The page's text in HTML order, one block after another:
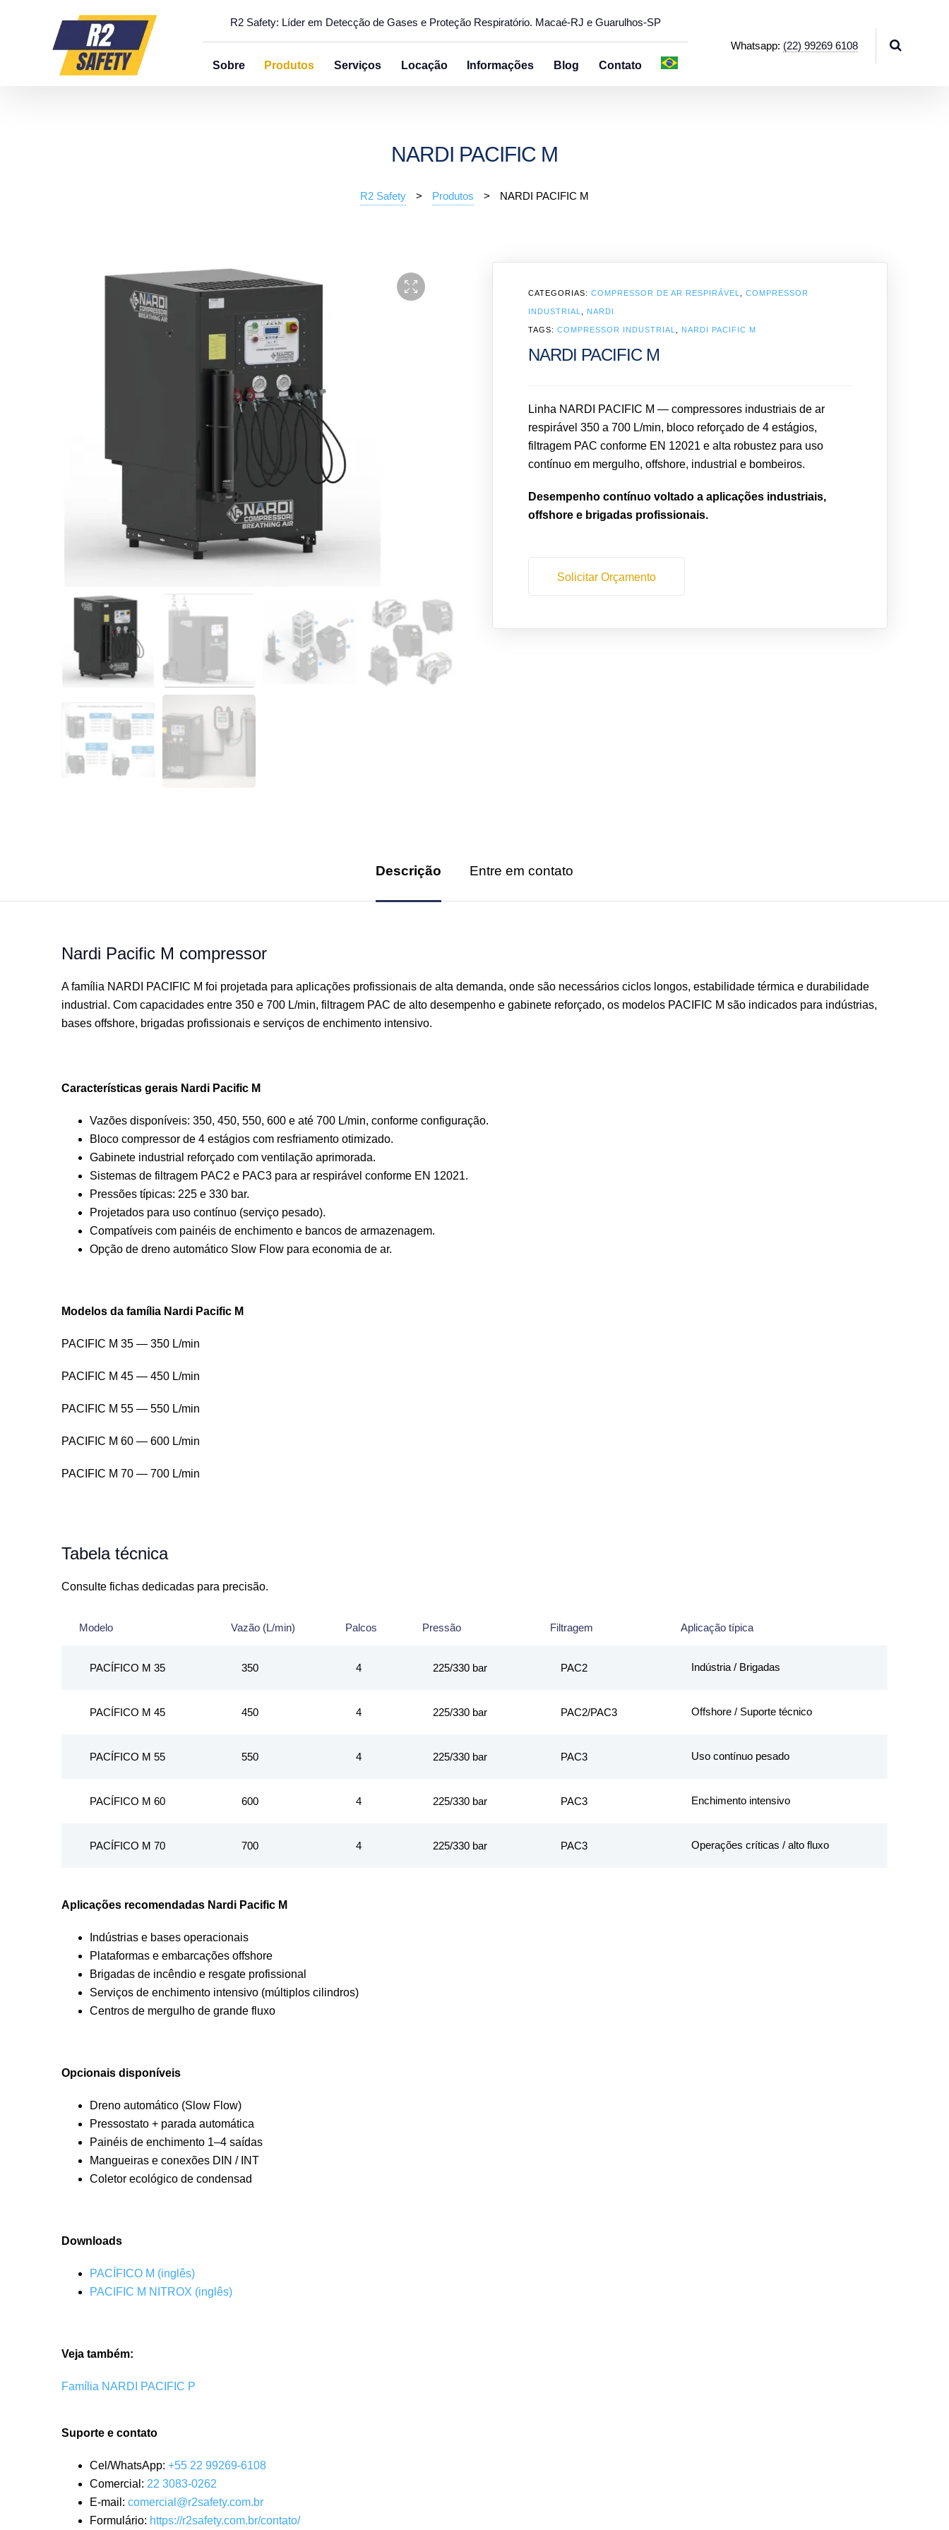
R2 Safety: Líder em Detecção de Gases e Proteção Respiratório. Macaé-RJ e Guarulhos-SP
Sobre Produtos Serviços Locação Informações Blog Contato
Whatsapp: (22) 99269 6108
NARDI PACIFIC M
R2 Safety > Produtos > NARDI PACIFIC M
NARDI PACIFIC M
Linha NARDI PACIFIC M — compressores industriais de ar
respirável 350 a 700 L/min, bloco reforçado de 4 estágios,
filtragem PAC conforme EN 12021 e alta robustez para uso
contínuo em mergulho, offshore, industrial e bombeiros.
Desempenho contínuo voltado a aplicações industriais,
offshore e brigadas profissionais.
Solicitar Orçamento
CATEGORIAS: COMPRESSOR DE AR RESPIRÁVEL COMPRESSOR
INDUSTRIAL NARDI
TAGS: COMPRESSOR INDUSTRIAL NARDI PACIFIC M
Descrição Entre em contato
Nardi Pacific M compressor
A família NARDI PACIFIC M foi projetada para aplicações profissionais de alta demanda, onde são necessários ciclos longos, estabilidade térmica e durabilidade
industrial. Com capacidades entre 350 e 700 L/min, filtragem PAC de alto desempenho e gabinete reforçado, os modelos PACIFIC M são indicados para indústrias,
bases offshore, brigadas profissionais e serviços de enchimento intensivo.
Características gerais Nardi Pacific M
Vazões disponíveis: 350, 450, 550, 600 e até 700 L/min, conforme configuração.
Bloco compressor de 4 estágios com resfriamento otimizado.
Gabinete industrial reforçado com ventilação aprimorada.
Sistemas de filtragem PAC2 e PAC3 para ar respirável conforme EN 12021.
Pressões típicas: 225 e 330 bar.
Projetados para uso contínuo (serviço pesado).
Compatíveis com painéis de enchimento e bancos de armazenagem.
Opção de dreno automático Slow Flow para economia de ar.
Modelos da família Nardi Pacific M
PACIFIC M 35 — 350 L/min
PACIFIC M 45 — 450 L/min
PACIFIC M 55 — 550 L/min
PACIFIC M 60 — 600 L/min
PACIFIC M 70 — 700 L/min
Tabela técnica
Consulte fichas dedicadas para precisão.
Modelo Vazão (L/min) Palcos Pressão Filtragem Aplicação típica
PACÍFICO M 35 350 4 225/330 bar PAC2 Indústria / Brigadas
PACÍFICO M 45 450 4 225/330 bar PAC2/PAC3 Offshore / Suporte técnico
PACÍFICO M 55 550 4 225/330 bar PAC3 Uso contínuo pesado
PACÍFICO M 60 600 4 225/330 bar PAC3 Enchimento intensivo
PACÍFICO M 70 700 4 225/330 bar PAC3 Operações críticas / alto fluxo
Aplicações recomendadas Nardi Pacific M
Indústrias e bases operacionais
Plataformas e embarcações offshore
Brigadas de incêndio e resgate profissional
Serviços de enchimento intensivo (múltiplos cilindros)
Centros de mergulho de grande fluxo
Opcionais disponíveis
Dreno automático (Slow Flow)
Pressostato + parada automática
Painéis de enchimento 1–4 saídas
Mangueiras e conexões DIN / INT
Coletor ecológico de condensad
Downloads
PACÍFICO M (inglês)
PACIFIC M NITROX (inglês)
Veja também:
Família NARDI PACIFIC P
Suporte e contato
Cel/WhatsApp: +55 22 99269-6108
Comercial: 22 3083-0262
E-mail: comercial@r2safety.com.br
Formulário: https://r2safety.com.br/contato/